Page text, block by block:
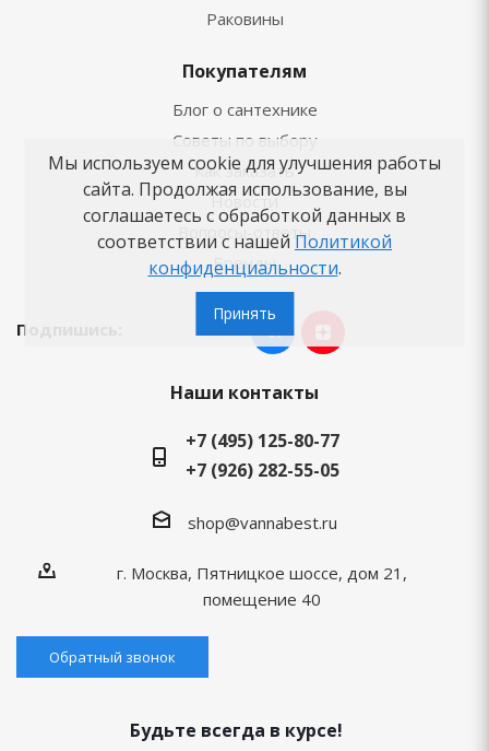
Раковины
Покупателям
Блог о сантехнике
Советы по выбору
Как заказать
Новости
Вопросы-ответы
Бренды
Подпишись:
Наши контакты
+7 (495) 125-80-77
+7 (926) 282-55-05
shop@vannabest.ru
г. Москва, Пятницкое шоссе, дом 21,
помещение 40
Обратный звонок
Будьте всегда в курсе!
Мы используем cookie для улучшения работы
сайта. Продолжая использование, вы
соглашаетесь с обработкой данных в
соответствии с нашей Политикой
конфиденциальности.
Принять